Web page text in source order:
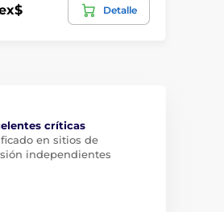
Detalle
críticas
en sitios de
independientes